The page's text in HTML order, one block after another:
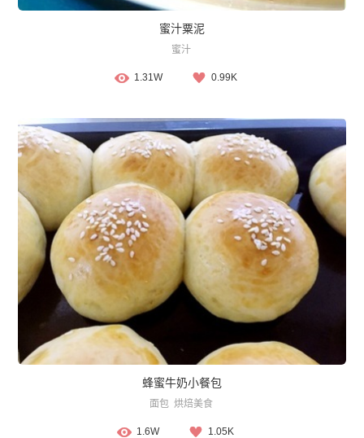
蜜汁粟泥
蜜汁
1.31W 0.99K
蜂蜜牛奶小餐包
面包 烘焙美食
1.6W 1.05K